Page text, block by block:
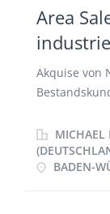
Prozesse
Chain
Stetige
Area
Akquise von
Aufbau,MICHAEL
BADEN-